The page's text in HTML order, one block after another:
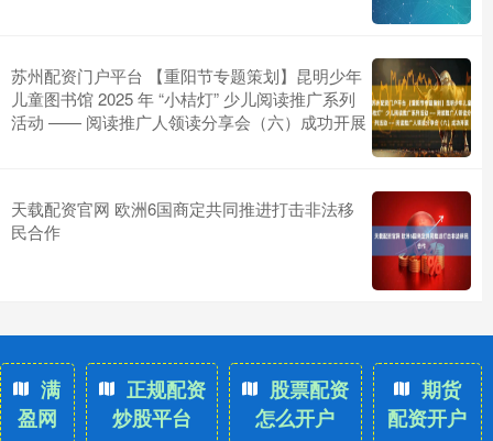
苏州配资门户平台 【重阳节专题策划】昆明少年
儿童图书馆 2025 年 “小桔灯” 少儿阅读推广系列
活动 —— 阅读推广人领读分享会（六）成功开展
天载配资官网 欧洲6国商定共同推进打击非法移
民合作
满
盈网
正规配资
炒股平台
股票配资
怎么开户
期货
配资开户